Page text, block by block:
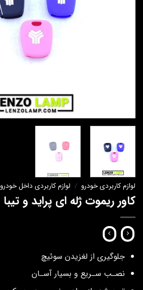
لوازم کاربردی خودرو / لوازم کاربردی داخل خودرو
کاور ریموت ژله ای پراید و تیبا
جلوگيري از لغزيدن سوئيچ
نصـب سـريع و بسيار آسـان